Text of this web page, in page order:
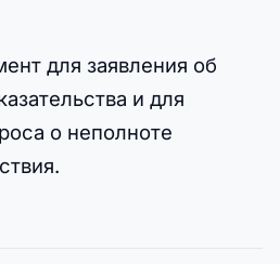
для заявления об
и для
о неполноте